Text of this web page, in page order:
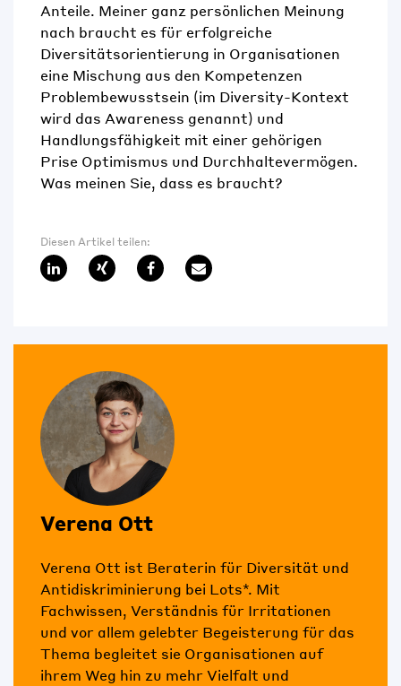
Anteile. Meiner ganz persönlichen Meinung
nach braucht es für erfolgreiche
Diversitätsorientierung in Organisationen
eine Mischung aus den Kompetenzen
Problembewusstsein (im Diversity-Kontext
wird das Awareness genannt) und
Handlungsfähigkeit mit einer gehörigen
Prise Optimismus und Durchhaltevermögen.
Was meinen Sie, dass es braucht?
Diesen Artikel teilen:
Verena Ott
Verena Ott ist Beraterin für Diversität und
Antidiskriminierung bei Lots*. Mit
Fachwissen, Verständnis für Irritationen
und vor allem gelebter Begeisterung für das
Thema begleitet sie Organisationen auf
ihrem Weg hin zu mehr Vielfalt und